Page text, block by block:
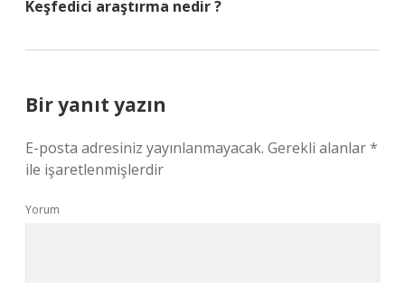
Keşfedici araştırma nedir ?
Bir yanıt yazın
E-posta adresiniz yayınlanmayacak. Gerekli alanlar*
ile işaretlenmişlerdir
Yorum